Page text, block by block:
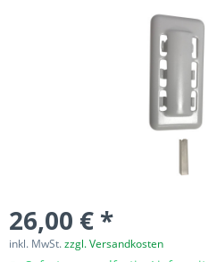
26,00 € *
inkl. MwSt.zzgl. Versandkosten